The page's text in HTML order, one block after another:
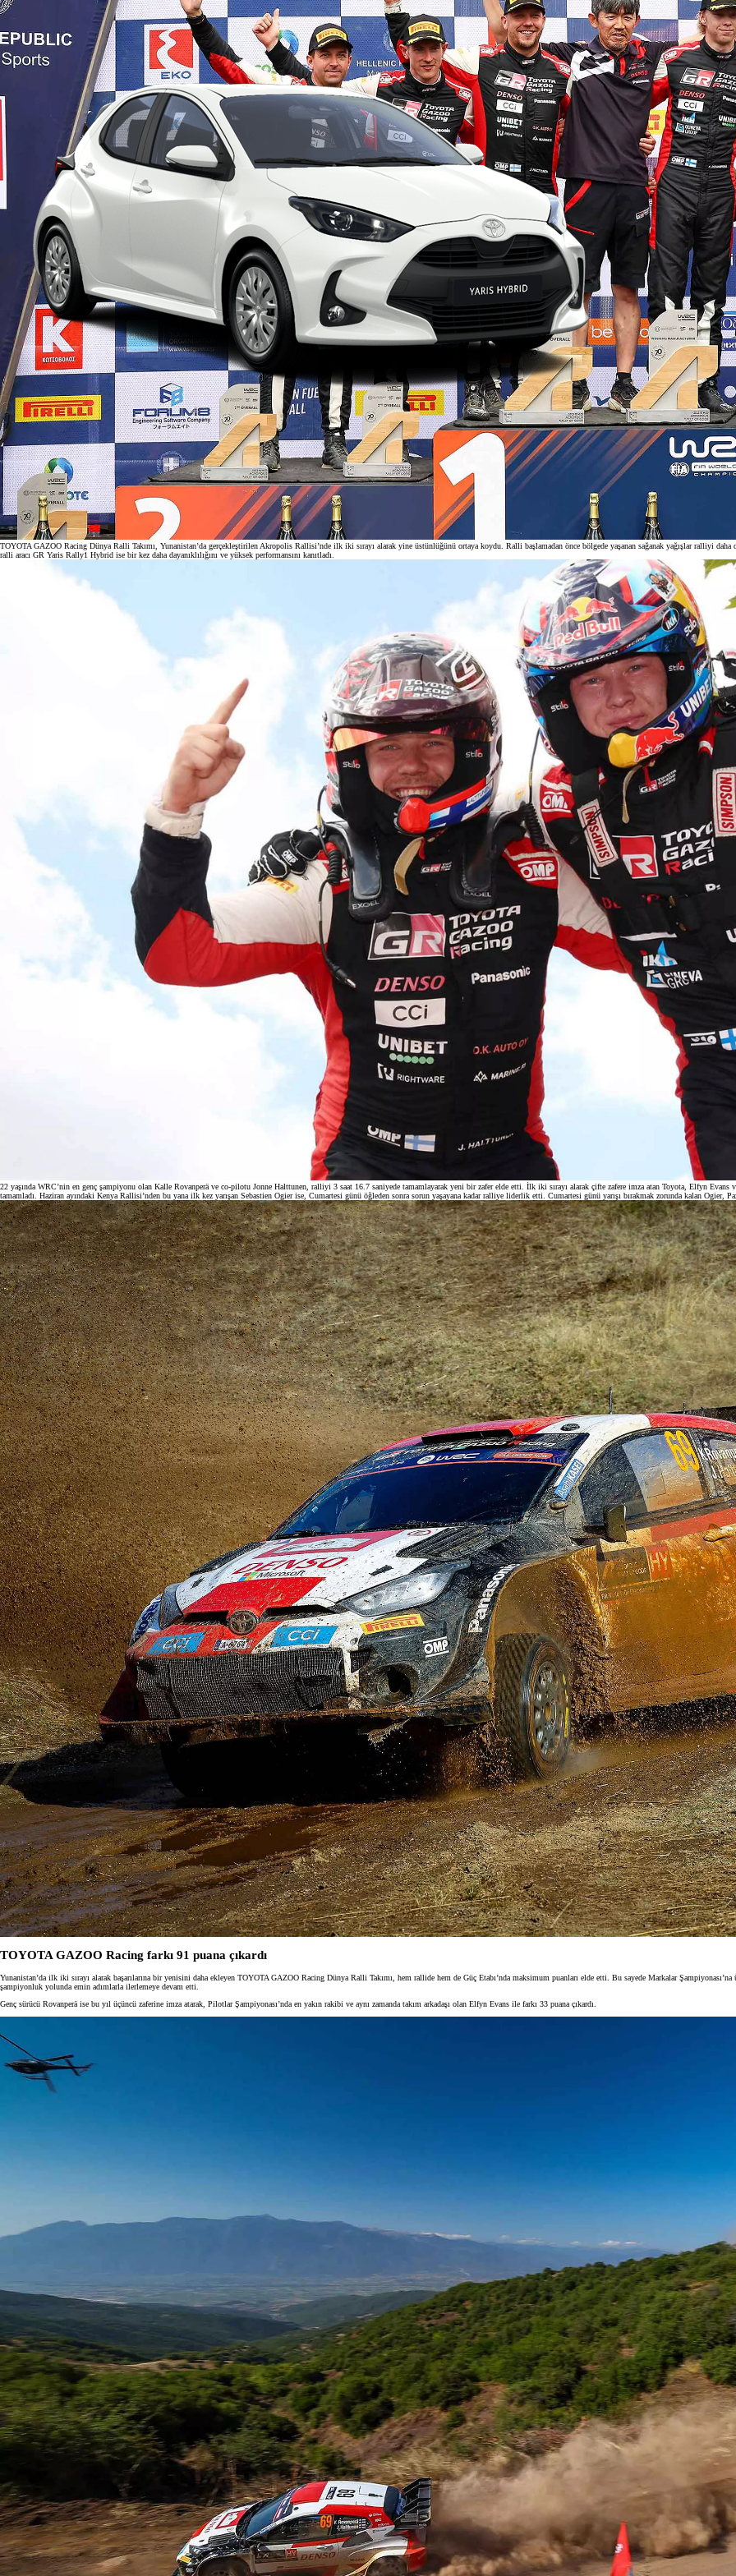
İlk siz haberdar olun
TOYOTA GAZOO Racing Dünya Ralli Takımı, Yunanistan’da gerçekleştirilen Akropolis Rallisi’nde ilk iki sırayı alarak yine üstünlüğünü ortaya koydu. Ralli başlamadan önce bölgede yaşanan sağanak yağışlar ralliyi
ralli aracı GR Yaris Rally1 Hybrid ise bir kez daha dayanıklılığını ve yüksek performansını kanıtladı.
22 yaşında WRC’nin en genç şampiyonu olan Kalle Rovanperä ve co-pilotu Jonne Halttunen, ralliyi 3 saat 16.7 saniyede tamamlayarak yeni bir zafer elde etti. İlk iki sırayı alarak çifte zafere imza atan Toyota, Elfyn
tamamladı. Haziran ayındaki Kenya Rallisi’nden bu yana ilk kez yarışan Sebastien Ogier ise, Cumartesi günü öğleden sonra sorun yaşayana kadar ralliye liderlik etti. Cumartesi günü yarışı bırakmak zorunda kalan Ogier,
TOYOTA GAZOO Racing farkı 91 puana çıkardı
Yunanistan’da ilk iki sırayı alarak başarılarına bir yenisini daha ekleyen TOYOTA GAZOO Racing Dünya Ralli Takımı, hem rallide hem de Güç Etabı’nda maksimum puanları elde etti. Bu sayede Markalar Şampiyonası’na
şampiyonluk yolunda emin adımlarla ilerlemeye devam etti.
Genç sürücü Rovanperä ise bu yıl üçüncü zaferine imza atarak, Pilotlar Şampiyonası’nda en yakın rakibi ve aynı zamanda takım arkadaşı olan Elfyn Evans ile farkı 33 puana çıkardı.